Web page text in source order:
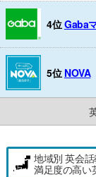
4位Gaba
5位 NOVA
地域別 英会
満足度の高い